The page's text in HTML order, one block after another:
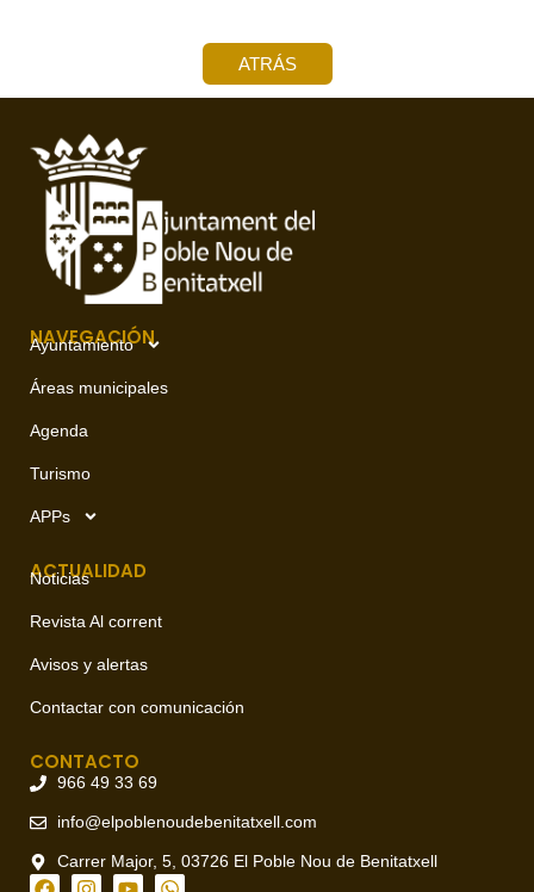
ATRÁS
NAVEGACIÓN
Ayuntamiento
Áreas municipales
Agenda
Turismo
APPs
ACTUALIDAD
Noticias
Revista Al corrent
Avisos y alertas
Contactar con comunicación
CONTACTO
966 49 33 69
info@elpoblenoudebenitatxell.com
Carrer Major, 5, 03726 El Poble Nou de Benitatxell